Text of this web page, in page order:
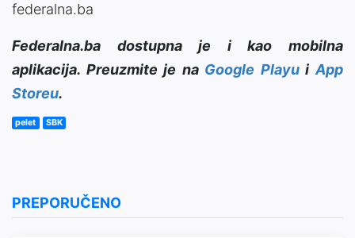
federalna.ba
Federalna.ba dostupna je i kao mobilna
aplikacija. Preuzmite je na Google PlayuiApp
Storeu.
pelet SBK
PREPORUČENO